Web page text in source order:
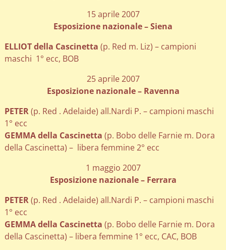
15 aprile 2007
Esposizione nazionale – Siena
ELLIOT della Cascinetta (p. Red m. Liz) – campioni
maschi 1° ecc, BOB
25 aprile 2007
Esposizione nazionale – Ravenna
PETER(p. Red . Adelaide) all.Nardi P. – campioni maschi
1° ecc
GEMMA della Cascinetta (p. Bobo delle Farnie m. Dora
della Cascinetta) – libera femmine 2° ecc
1 maggio 2007
Esposizione nazionale – Ferrara
PETER(p. Red . Adelaide) all.Nardi P. – campioni maschi
1° ecc
GEMMA della Cascinetta (p. Bobo delle Farnie m. Dora
della Cascinetta) – libera femmine 1° ecc, CAC, BOB